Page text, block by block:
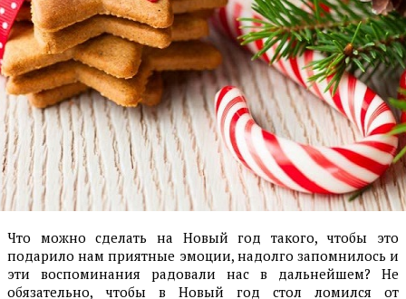
Что можно сделать на Новый год такого, чтобы это
подарило нам приятные эмоции, надолго запомнилось и
эти воспоминания радовали нас в дальнейшем? Не
обязательно, чтобы в Новый год стол ломился от